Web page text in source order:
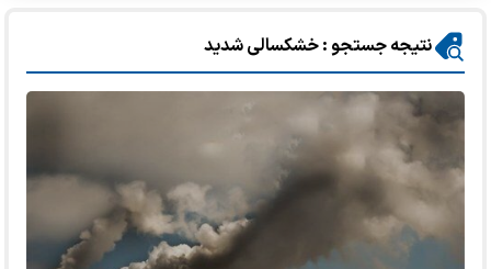
نتیجه جستجو : خشکسالی شدید